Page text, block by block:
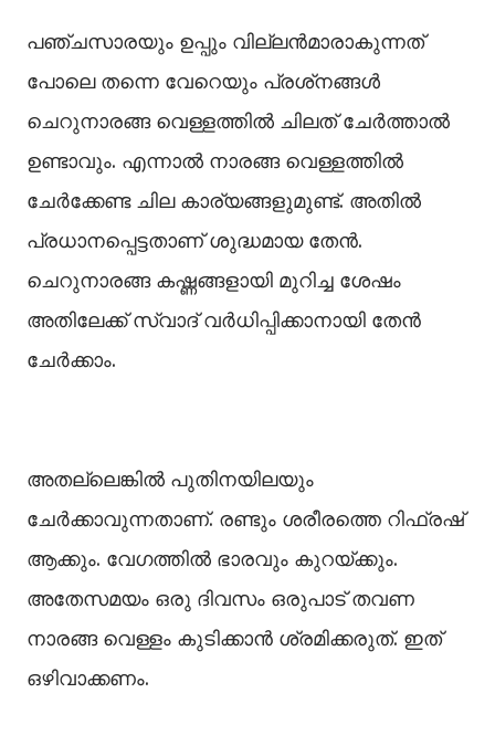
പഞ്ചസാരയും ഉപ്പും വില്ലന്‍മാരാകുന്നത്
പോലെ തന്നെ വേറെയും പ്രശ്‌നങ്ങള്‍
ചെറുനാരങ്ങ വെള്ളത്തില്‍ ചിലത് ചേര്‍ത്താല്‍
ഉണ്ടാവും. എന്നാല്‍ നാരങ്ങ വെള്ളത്തില്‍
ചേര്‍ക്കേണ്ട ചില കാര്യങ്ങളുമുണ്ട്. അതില്‍
പ്രധാനപ്പെട്ടതാണ് ശുദ്ധമായ തേന്‍.
ചെറുനാരങ്ങ കഷ്ണങ്ങളായി മുറിച്ച ശേഷം
അതിലേക്ക് സ്വാദ് വര്‍ധിപ്പിക്കാനായി തേന്‍
ചേര്‍ക്കാം.
അതല്ലെങ്കില്‍ പുതിനയിലയും
ചേര്‍ക്കാവുന്നതാണ്. രണ്ടും ശരീരത്തെ റിഫ്രഷ്
ആക്കും. വേഗത്തില്‍ ഭാരവും കുറയ്ക്കും.
അതേസമയം ഒരു ദിവസം ഒരുപാട് തവണ
നാരങ്ങ വെള്ളം കുടിക്കാന്‍ ശ്രമിക്കരുത്. ഇത്
ഒഴിവാക്കണം.